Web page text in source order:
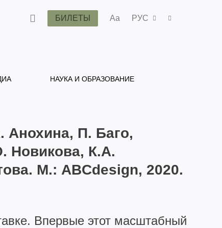
БИЛЕТЫ Aa РУС
НАУКА И ОБРАЗОВАНИЕ
Анохина, П. Баго,
Новикова, К.А.
М.: ABCdesign, 2020.
Впервые этот масштабный